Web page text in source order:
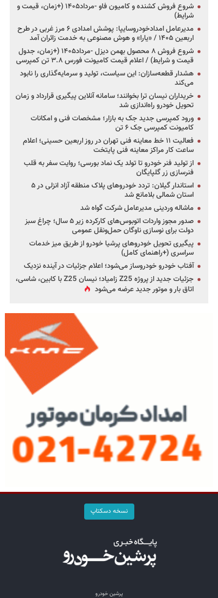
شروع فروش کشنده و کامیون فاو -مرداد۱۴۰۵ (+زمان، قیمت و
شرایط)
مدیرعامل امدادخودروسایپا: پوشش امدادی ۶ مرز غربی در طرح
اربعین ۱۴۰۵ / «یارا» و هوش مصنوعی به خدمت زائران آمد
شروع فروش ۸ محصول بهمن دیزل -مرداد۱۴۰۵ (+زمان، جدول
قیمت و شرایط) / اعلام قیمت کامیونت فورس ۳.۸ تن کمپرسی
هشدار قطعه‌سازان: این سیاست، تولید و سرمایه‌گذاری را نابود
می‌کند
خریداران نیسان ترا بخوانند؛ سامانه آنلاین پیگیری قرارداد و زمان
تحویل خودرو راه‌اندازی شد
ورود کمپرسی جدید جک به بازار؛ مشخصات فنی و امکانات
کامیونت کمپرسی جک ۶ تن
فعالیت ۱۱ خط معاینه فنی تهران در روز اربعین حسینی؛ اعلام
ساعت کار مراکز معاینه فنی پایتخت
از تولید فنر خودرو تا تولد یک نماد بورسی؛ روایت سفر به قلب
فنرسازی زر گلپایگان
استاندار گیلان: تردد خودروهای پلاک منطقه آزاد انزلی در ۵
استان شمالی بلامانع شد
ماشاله وردینی مدیرعامل شرکت گواه شد
صدور مجوز واردات اتوبوس‌های کارکرده زیر ۵ سال؛ چراغ سبز
دولت برای نوسازی ناوگان حمل‌ونقل عمومی
پیگیری تحویل خودروهای پرشیا خودرو از طریق میز خدمات
سراسری (+راهنمای کامل)
آفتاب خودرو خودروساز می‌شود؛ اعلام جزئیات در آینده نزدیک
جزئیات جدید از پروژه Z25 زامیاد؛ نیسان Z25 با کابین، شاسی،
اتاق بار و موتور جدید عرضه می‌شود
نسخه دسکتاپ
پرشین خودرو